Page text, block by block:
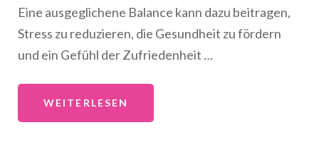
Eine ausgeglichene Balance kann dazu beitragen,
Stress zu reduzieren, die Gesundheit zu fördern
und ein Gefühl der Zufriedenheit …
WEITERLESEN